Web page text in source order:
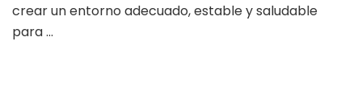
crear un entorno adecuado, estable y saludable
para …